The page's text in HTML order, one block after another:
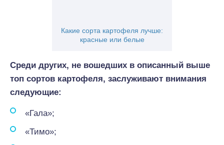
Какие сорта картофеля лучше:
красные или белые
Среди других, не вошедших в описанный выше
топ сортов картофеля, заслуживают внимания
следующие:
«Гала»;
«Тимо»;